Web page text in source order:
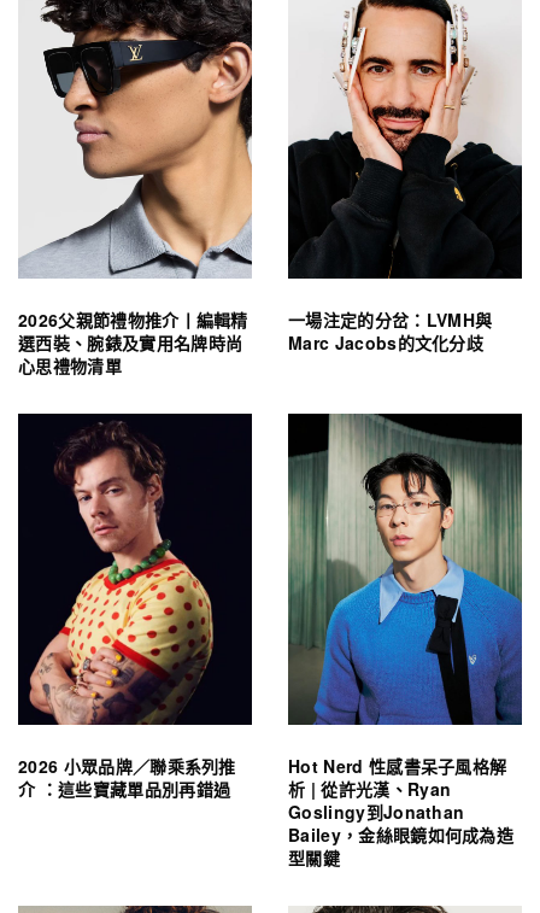
2026父親節禮物推介丨編輯精
選西裝、腕錶及實用名牌時尚
心思禮物清單
一場注定的分岔：LVMH與
Marc Jacobs的文化分歧
2026 小眾品牌／聯乘系列推
介 ：這些寶藏單品別再錯過
Hot Nerd 性感書呆子風格解
析 | 從許光漢、Ryan
Goslingy到Jonathan
Bailey，金絲眼鏡如何成為造
型關鍵